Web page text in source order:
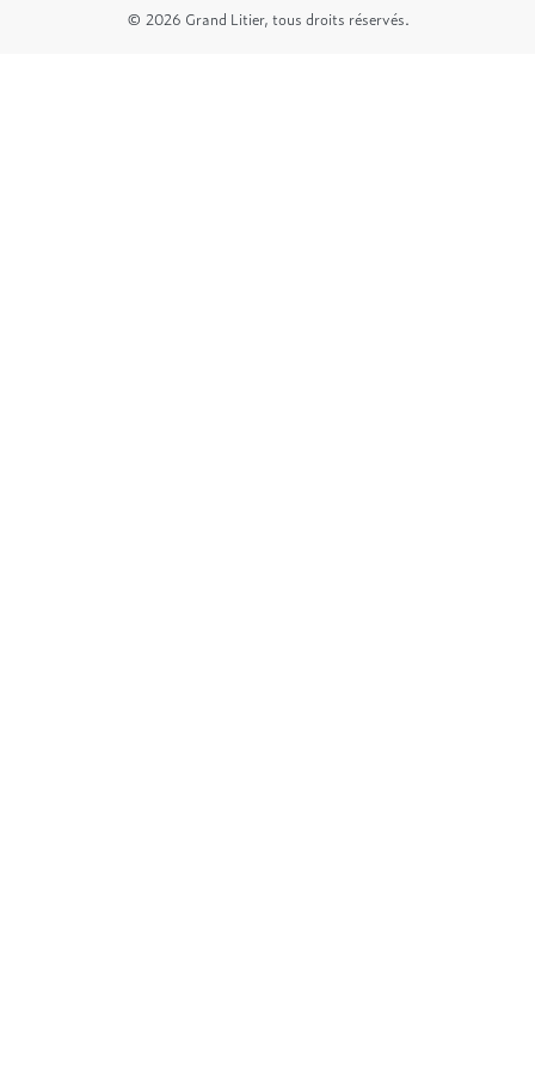
© 2026 Grand Litier, tous droits réservés.